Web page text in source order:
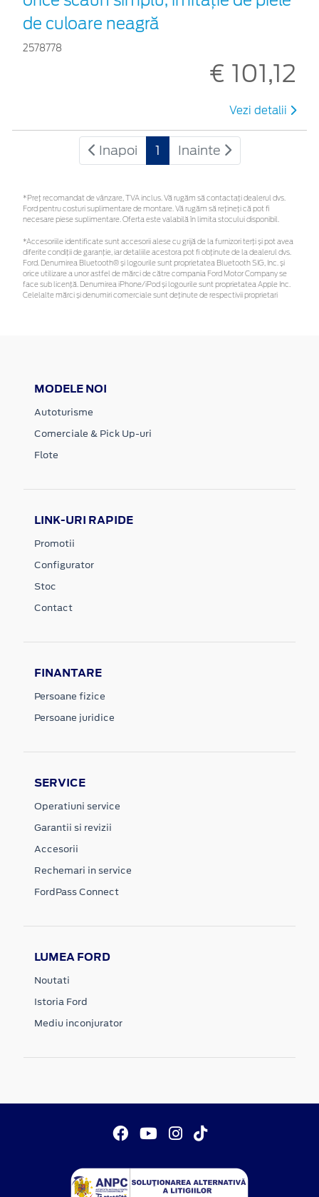
de culoare neagră
2578778
€ 101,12
Vezi detalii
Inapoi 1 Inainte
*Preţ recomandat de vânzare, TVA inclus. Vă rugăm să contactaţi dealerul dvs.
Ford pentru costuri suplimentare de montare. Vă rugăm să rețineți că pot fi
necesare piese suplimentare. Oferta este valabilă în limita stocului disponibil.
*Accesoriile identificate sunt accesorii alese cu grijă de la furnizori terți și pot avea
diferite condiții de garanție, iar detaliile acestora pot fi obținute de la dealerul dvs.
Ford. Denumirea Bluetooth® și logourile sunt proprietatea Bluetooth SIG, Inc. și
orice utilizare a unor astfel de mărci de către compania Ford Motor Company se
face sub licență. Denumirea iPhone/iPod și logourile sunt proprietatea Apple Inc.
Celelalte mărci și denumiri comerciale sunt deținute de respectivii proprietari
MODELE NOI
Autoturisme
Comerciale & Pick Up-uri
Flote
LINK-URI RAPIDE
Promotii
Configurator
Stoc
Contact
FINANTARE
Persoane fizice
Persoane juridice
SERVICE
Operatiuni service
Garantii si revizii
Accesorii
Rechemari in service
FordPass Connect
LUMEA FORD
Noutati
Istoria Ford
Mediu inconjurator